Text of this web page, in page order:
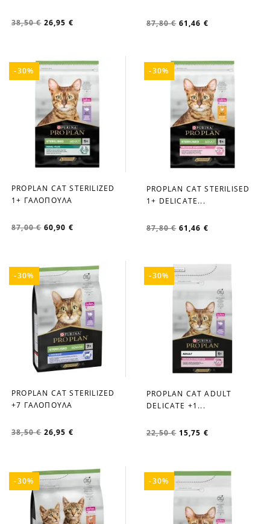
38,50 € 26,95 € 87,80 € 61,46 €
favorite_border
PROPLAN CAT STERILIZED
1+ ΓΑΛΟΠΟΥΛΑ
87,00 € 60,90 €
-30%
favorite_border
PROPLAN CAT STERILISED
1+ DELICATE...
87,80 € 61,46 €
-30%
favorite_border
PROPLAN CAT STERILIZED
+7 ΓΑΛΟΠΟΥΛΑ
38,50 € 26,95 €
-30%
favorite_border
PROPLAN CAT ADULT
DELICATE +1...
22,50 € 15,75 €
-30%
-30% -30%